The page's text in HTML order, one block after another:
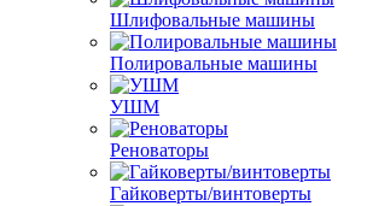
Шлифовальные машины
Полировальные машины
УШМ
Реноваторы
Гайковерты/винтоверты